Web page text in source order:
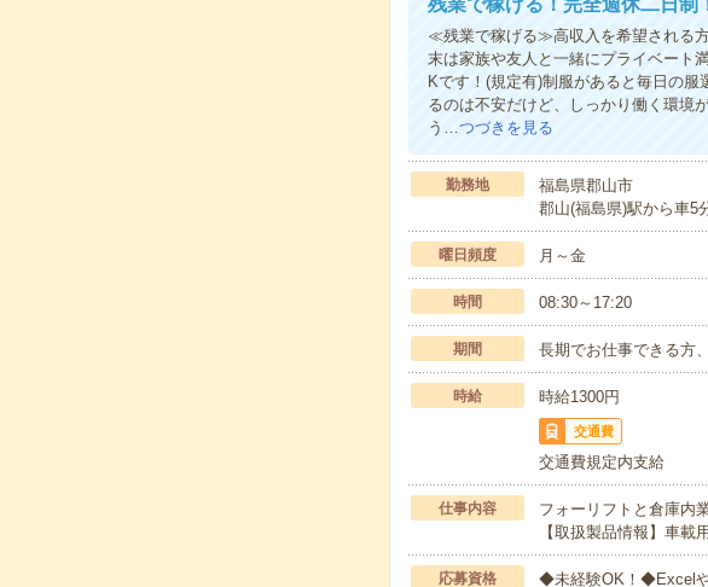
残業で稼げる！完全週休二日制
≪残業で稼げる≫高収入を希望される
末は家族や友人と一緒にプライベー
Kです！(規定有)制服があると毎日の
るのは不安だけど、しっかり働く環境
う…つづきを見る
勤務地
福島県郡山市
郡山(福島県)駅から車5
曜日頻度 月～金
時間 08:30～17:20
期間 長期でお仕事できる方
時給 時給1300円
交通費
交通費規定内支給
仕事内容
フォーリフトと倉庫内
【取扱製品情報】車
応募資格
◆未経験OK！◆Excelや